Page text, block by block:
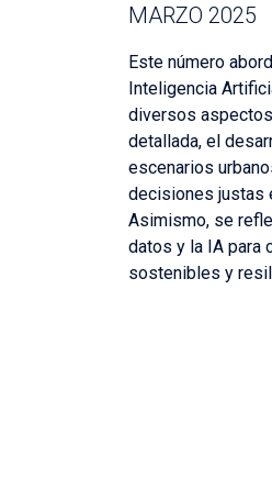
MARZO 2025
Este número
Inteligencia
diversos
detallada, el
escenarios
decisiones justas
Asimismo, se
datos y la IA para
sostenibles y